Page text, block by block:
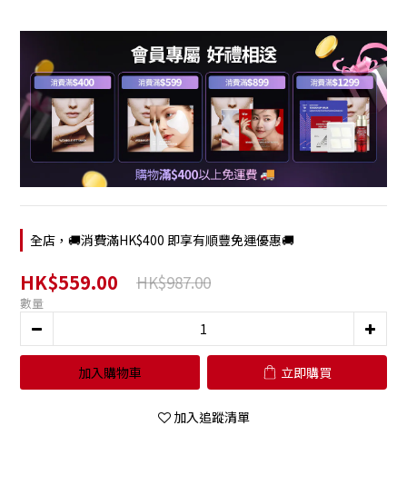
全店，🚚消費滿HK$400 即享有順豐免運優惠🚚
HK$559.00 HK$987.00
數量
加入購物車 立即購買
加入追蹤清單